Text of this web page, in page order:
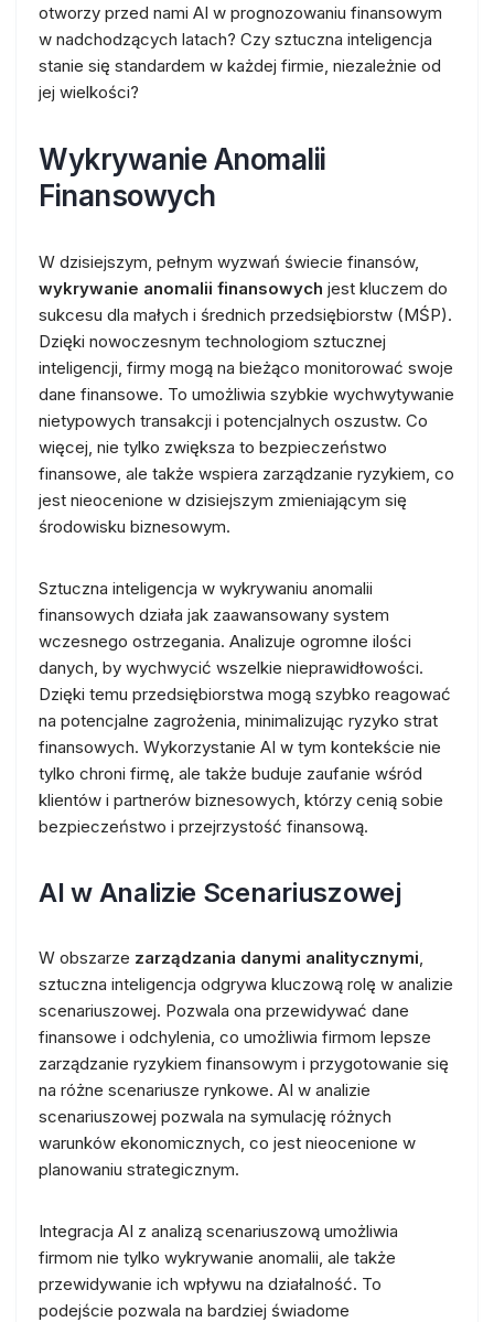
otworzy przed nami AI w prognozowaniu finansowym
w nadchodzących latach? Czy sztuczna inteligencja
stanie się standardem w każdej firmie, niezależnie od
jej wielkości?
Wykrywanie Anomalii
Finansowych
W dzisiejszym, pełnym wyzwań świecie finansów,
wykrywanie anomalii finansowych jest kluczem do
sukcesu dla małych i średnich przedsiębiorstw (MŚP).
Dzięki nowoczesnym technologiom sztucznej
inteligencji, firmy mogą na bieżąco monitorować swoje
dane finansowe. To umożliwia szybkie wychwytywanie
nietypowych transakcji i potencjalnych oszustw. Co
więcej, nie tylko zwiększa to bezpieczeństwo
finansowe, ale także wspiera zarządzanie ryzykiem, co
jest nieocenione w dzisiejszym zmieniającym się
środowisku biznesowym.
Sztuczna inteligencja w wykrywaniu anomalii
finansowych działa jak zaawansowany system
wczesnego ostrzegania. Analizuje ogromne ilości
danych, by wychwycić wszelkie nieprawidłowości.
Dzięki temu przedsiębiorstwa mogą szybko reagować
na potencjalne zagrożenia, minimalizując ryzyko strat
finansowych. Wykorzystanie AI w tym kontekście nie
tylko chroni firmę, ale także buduje zaufanie wśród
klientów i partnerów biznesowych, którzy cenią sobie
bezpieczeństwo i przejrzystość finansową.
AI w Analizie Scenariuszowej
W obszarze zarządzania danymi analitycznymi,
sztuczna inteligencja odgrywa kluczową rolę w analizie
scenariuszowej. Pozwala ona przewidywać dane
finansowe i odchylenia, co umożliwia firmom lepsze
zarządzanie ryzykiem finansowym i przygotowanie się
na różne scenariusze rynkowe. AI w analizie
scenariuszowej pozwala na symulację różnych
warunków ekonomicznych, co jest nieocenione w
planowaniu strategicznym.
Integracja AI z analizą scenariuszową umożliwia
firmom nie tylko wykrywanie anomalii, ale także
przewidywanie ich wpływu na działalność. To
podejście pozwala na bardziej świadome